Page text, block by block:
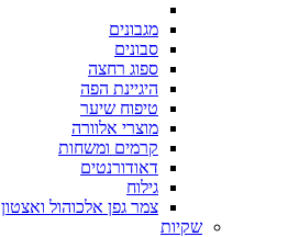
מגבונים
סבונים
ספוג רחצה
היגיינת הפה
טיפוח שיער
מוצרי אלוורה
קרמים ומשחות
דאודורנטים
גילוח
צמר גפן אלכוהול ואצטון
שקיות